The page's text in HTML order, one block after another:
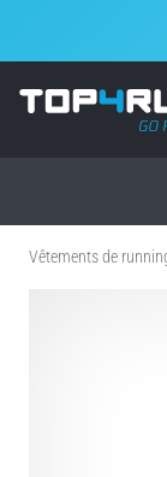
Vêtements de